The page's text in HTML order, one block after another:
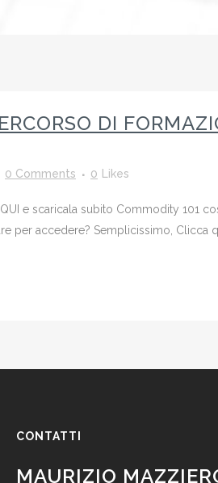
DI
0 Comments 0 Likes
e scaricala subito Commodity 101
per accedere? Semplicissimo, Clicca
CONTATTI
MAURIZIO